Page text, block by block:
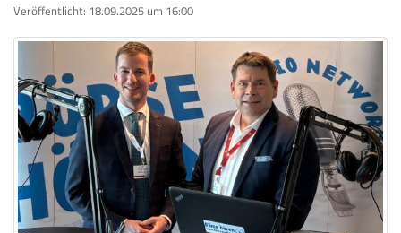
Veröffentlicht: 18.09.2025 um 16:00